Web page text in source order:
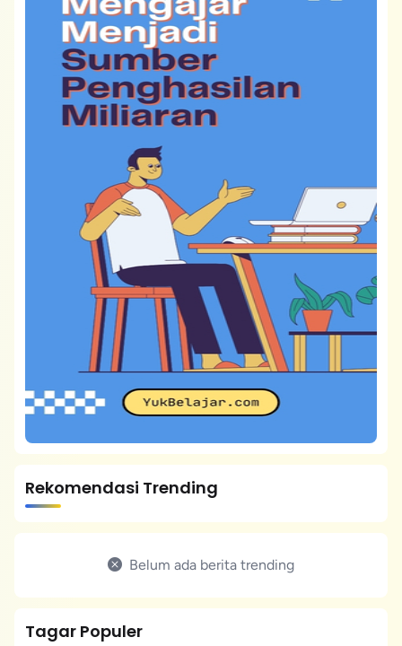
Rekomendasi Trending
Belum ada berita trending
Tagar Populer